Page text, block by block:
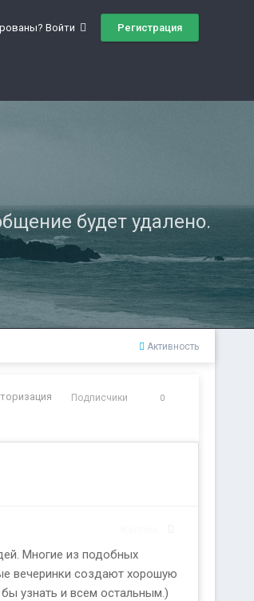
Войти Регистрация
будет удалено.
Активность
Подписчики 0
Многие из подобных
вечеринки создают хорошую
узнать и всем остальным.)